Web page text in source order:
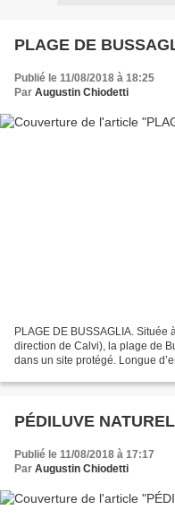
PLAGE DE
Publié le 11/08/2018 à 18:25
Par Augustin Chiodetti
PLAGE DE BUSSAGLIA.
direction de Calvi), la plage de
dans un site protégé. Longue
PÉDILUVE
Publié le 11/08/2018 à 17:17
Par Augustin Chiodetti